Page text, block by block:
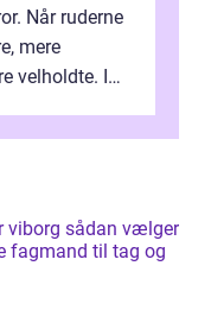
Når ruderne
mere
velholdte. I
vælger
fagmand til tag og